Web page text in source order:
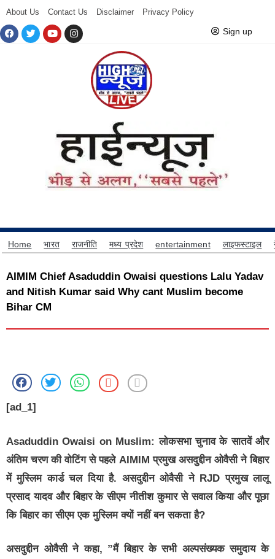
About Us Contact Us Disclaimer Privacy Policy
Sign up
Home भारत राजनीति मध्य प्रदेश entertainment लाइफस्टाइल
AIMIM Chief Asaduddin Owaisi questions Lalu Yadav
and Nitish Kumar said Why cant Muslim become
Bihar CM
[ad_1]
Asaduddin Owaisi on Muslim: लोकसभा चुनाव के सातवें और
अंतिम चरण की वोटिंग से पहले AIMIM प्रमुख असदुद्दीन ओवैसी ने बिहार
में मुस्लिम कार्ड चल दिया है. असदुद्दीन ओवैसी ने RJD प्रमुख लालू
प्रसाद यादव और बिहार के सीएम नीतीश कुमार से सवाल किया और पूछा
कि बिहार का सीएम एक मुस्लिम क्यों नहीं बन सकता है?
असदुद्दीन ओवैसी ने कहा, ”मैं बिहार के सभी अल्पसंख्यक समुदाय के